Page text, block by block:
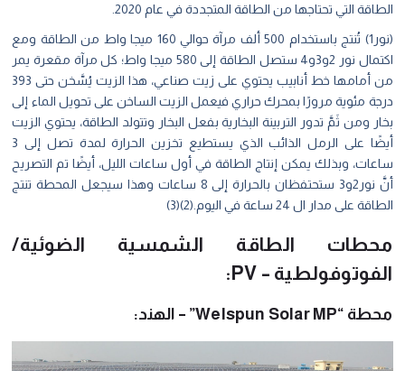
الطاقة التي تحتاجها من الطاقة المتجددة في عام 2020.
(نور1) تُنتج باستخدام 500 ألف مرآة حوالي 160 ميجا واط من الطاقة ومع
اكتمال نور 2و3و4 ستصل الطاقة إلى 580 ميجا واط؛ كل مرآة مقعرة يمر
من أمامها خط أنابيب يحتوي على زيت صناعي، هذا الزيت يُسَّخن حتى 393
درجة مئوية مرورًا بمحرك حراري فيعمل الزيت الساخن على تحويل الماء إلى
بخار ومن ثَمَّ تدور التربينة البخارية بفعل البخار وتتولد الطاقة، يحتوي الزيت
أيضًا على الرمل الذائب الذي يستطيع تخزين الحرارة لمدة تصل إلى 3
ساعات، وبذلك يمكن إنتاج الطاقة في أول ساعات الليل، أيضًا تم التصريح
أنَّ نور2و3 ستحتفظان بالحرارة إلى 8 ساعات وهذا سيجعل المحطة تنتج
الطاقة على مدار ال 24 ساعة في اليوم.(2)(3)
محطات الطاقة الشمسية الضوئية/
الفوتوفولطية – PV:
محطة “Welspun Solar MP” – الهند: